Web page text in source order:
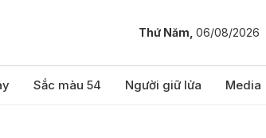
Thứ Năm, 06/08/2026
Sắc màu 54 Người giữ lửa Media